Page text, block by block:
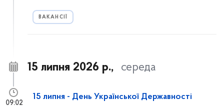
ВАКАНСІЇ
15 липня 2026 р., середа
15 липня - День Української Державності
09:02